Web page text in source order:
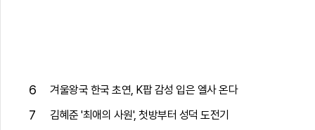
6 겨울왕국 한국 초연, K팝 감성 입은 엘사 온다
7 김혜준 '최애의 사원', 첫방부터 성덕 도전기